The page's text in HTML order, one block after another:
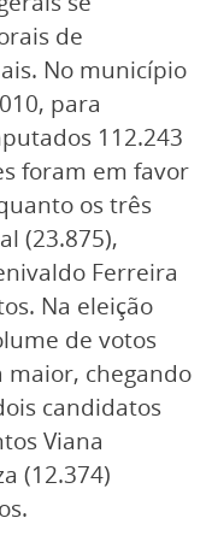
de
No município
para
112.243
foram em favor
os três
(23.875),
Ferreira
Na eleição
de votos
chegando
candidatos
Viana
(12.374)